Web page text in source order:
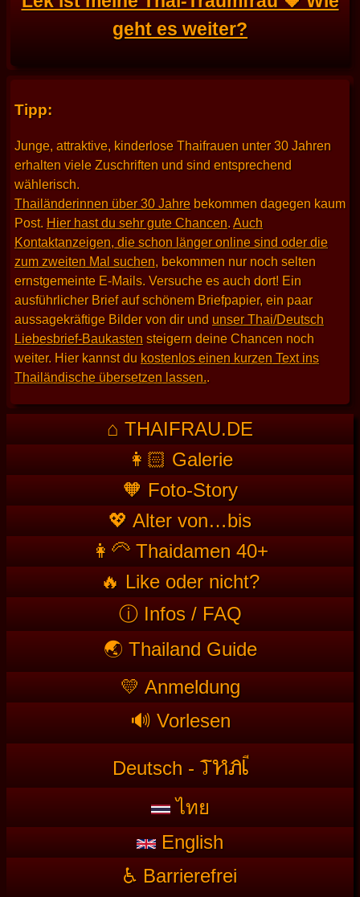
geht es weiter?
Tipp:
Junge, attraktive, kinderlose Thaifrauen unter 30 Jahren
erhalten viele Zuschriften und sind entsprechend
wählerisch.
Thailänderinnen über 30 Jahre bekommen dagegen kaum
Post. Hier hast du sehr gute Chancen. Auch
Kontaktanzeigen, die schon länger online sind oder die
zum zweiten Mal suchen, bekommen nur noch selten
ernstgemeinte E-Mails. Versuche es auch dort! Ein
ausführlicher Brief auf schönem Briefpapier, ein paar
aussagekräftige Bilder von dir und unser Thai/Deutsch
Liebesbrief-Baukasten steigern deine Chancen noch
weiter. Hier kannst du kostenlos einen kurzen Text ins
Thailändische übersetzen lassen..
⌂ THAIFRAU.DE
👩🏻 Galerie
🧡 Foto-Story
💖 Alter von…bis
👩‍🦳 Thaidamen 40+
🔥 Like oder nicht?
ⓘ Infos / FAQ
🌏 Thailand Guide
💛 Anmeldung
🔊 Vorlesen
Deutsch - THAI
ไทย
English
♿ Barrierefrei